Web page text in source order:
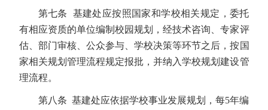
第七条 基建处应按照国家和学校相关规定，委托
有相应资质的单位编制校园规划，经技术咨询、专家评
估、部门审核、公众参与、学校决策等环节之后，按国
家相关规划管理流程规定报批，并纳入学校规划建设管
理流程。
第八条 基建处应依据学校事业发展规划，每5年编